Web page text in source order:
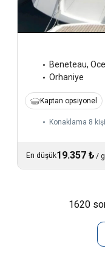
Beneteau,
Orhaniye
Kaptan opsiyonel
Konaklama 8 kişi
En düşük19.357 ₺ /
1620